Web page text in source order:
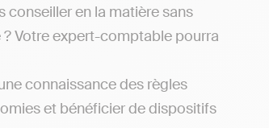
en la matière sans
Votre expert-comptable pourra
connaissance des règles
et bénéficier de dispositifs